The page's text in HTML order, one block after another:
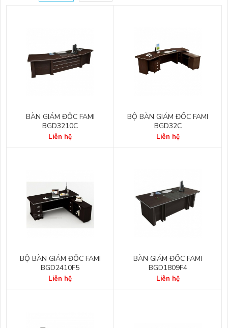
BÀN GIÁM ĐỐC FAMI
BGD3210C
Liên hệ
BỘ BÀN GIÁM ĐỐC FAMI
BGD32C
Liên hệ
BỘ BÀN GIÁM ĐỐC FAMI
BGD2410F5
Liên hệ
BÀN GIÁM ĐỐC FAMI
BGD1809F4
Liên hệ